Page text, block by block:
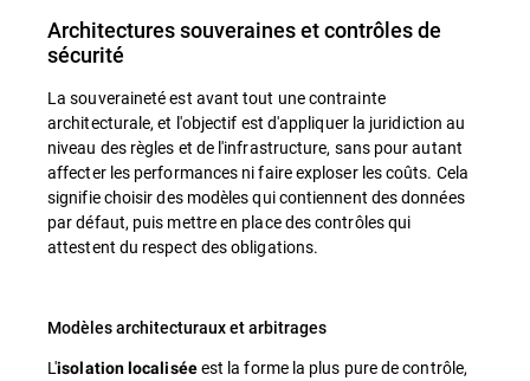
Architectures souveraines et contrôles de
sécurité
La souveraineté est avant tout une contrainte
architecturale, et l'objectif est d'appliquer la juridiction au
niveau des règles et de l'infrastructure, sans pour autant
affecter les performances ni faire exploser les coûts. Cela
signifie choisir des modèles qui contiennent des données
par défaut, puis mettre en place des contrôles qui
attestent du respect des obligations.
Modèles architecturaux et arbitrages
L'isolation localiséeest la forme la plus pure de contrôle,